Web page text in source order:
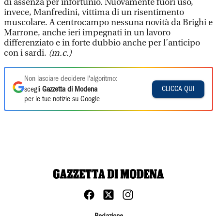
di assenza per infortunio. Nuovamente fuori uso,
invece, Manfredini, vittima di un risentimento
muscolare. A centrocampo nessuna novità da Brighi e
Marrone, anche ieri impegnati in un lavoro
differenziato e in forte dubbio anche per l’anticipo
con i sardi. (m.c.)
Non lasciare decidere l'algoritmo:
scegli Gazzetta di Modena
per le tue notizie su Google
CLICCA QUI